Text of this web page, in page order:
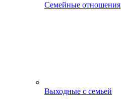
Семейные отношения
Выходные с семьей